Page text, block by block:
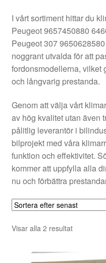
Reklamationsprocedur
Transport
Vagn
Världsomspännande frakt
Villkor
I vårt sortiment hittar du
Peugeot 9657450880
Peugeot 307
noggrant utvalda för att
fordonsmodellerna, vilket
och långvarig prestanda.
Genom att välja vårt
av hög kvalitet utan även
pålitlig leverantör i
bilprojekt med våra
funktion och effektivitet.
kommer att uppfylla alla
nu och förbättra
Visar alla 2 resultatSortera